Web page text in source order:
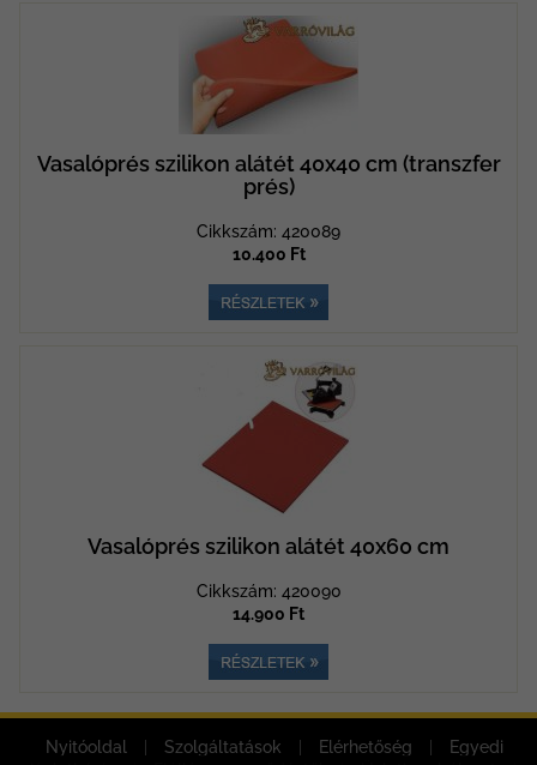
Vasalóprés szilikon alátét 40x40 cm (transzfer
prés)
Cikkszám: 420089
10.400 Ft
Vasalóprés szilikon alátét 40x60 cm
Cikkszám: 420090
14.900 Ft
Nyitóoldal Szolgáltatások Elérhetőség
Egyedi